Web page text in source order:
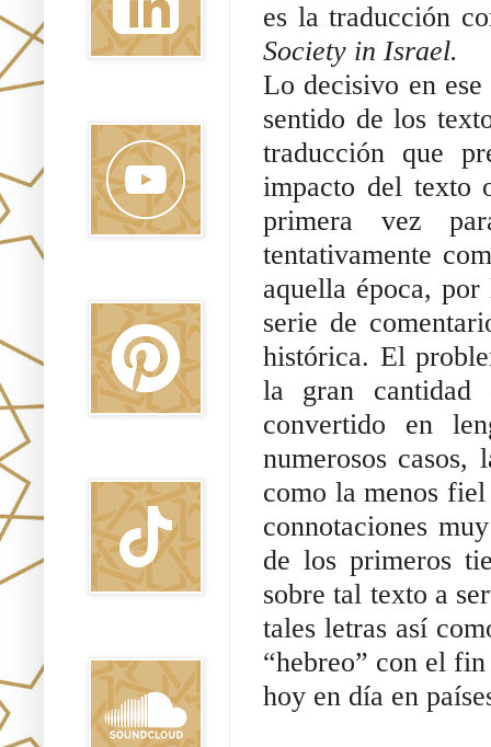
es la traducción
Society in Israel.
Lo decisivo en
sentido de los
traducción que
impacto del texto
primera vez
tentativamente
aquella época,
serie de
histórica. El
la gran cantidad
convertido en
numerosos
como la menos
connotaciones
de los primeros
sobre tal texto a
tales letras así
“hebreo” con el
hoy en día en